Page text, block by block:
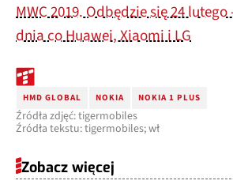
MWC 2019. Odbędzie się 24
dnia co Huawei, Xiaomi i LG
HMD GLOBAL NOKIA NOKIA 1 PLUS
Źródła zdjęć: tigermobiles
Źródła tekstu: tigermobiles; wł
Zobacz więcej